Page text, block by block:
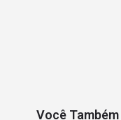
Você